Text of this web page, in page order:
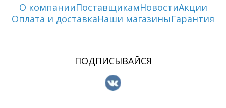
О компанииПоставщикамНовостиАкции
Оплата и доставкаНаши магазиныГарантия
ПОДПИСЫВАЙСЯ